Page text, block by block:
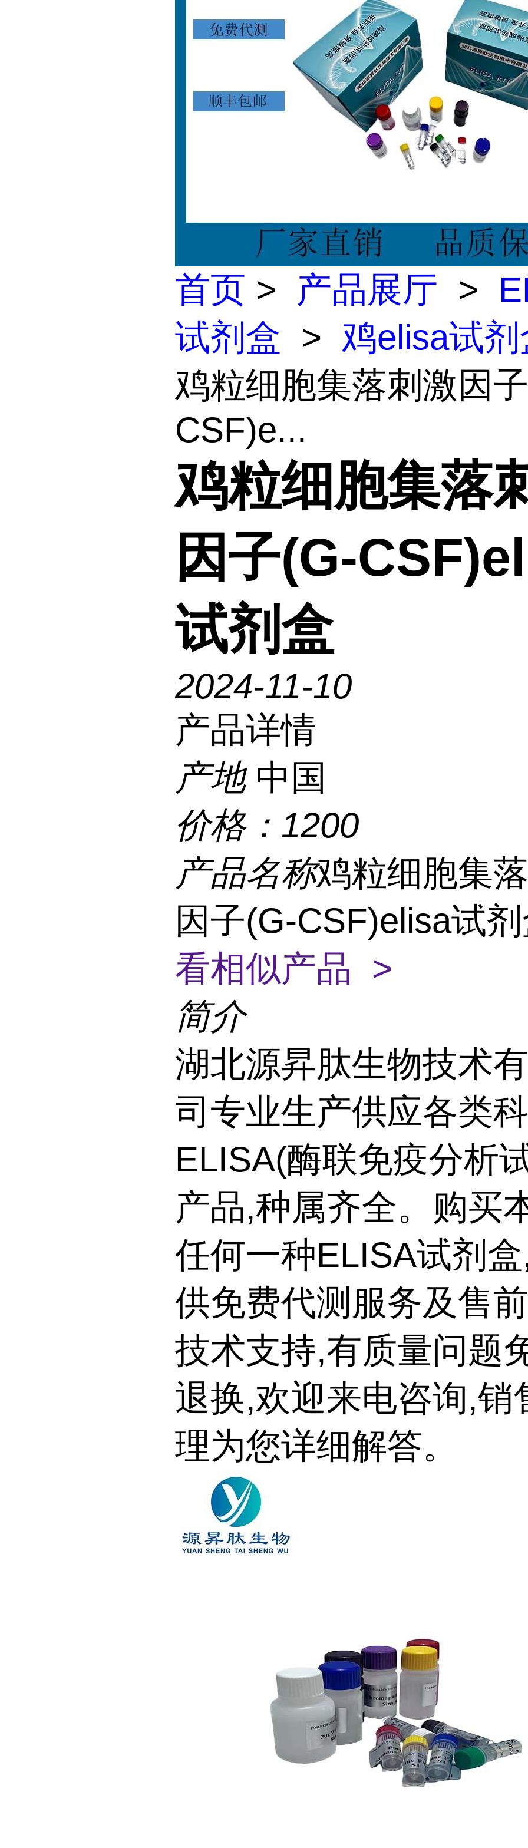
首页 > 产品展厅 >
试剂盒 > 鸡elisa试
鸡粒细胞集落刺激因
CSF)e...
鸡粒细胞集落
因子(G-
试剂盒
2024-11-10
产品详情
产地 中国
价格： 1200
产品名称鸡粒细胞集
因子(G-CSF)elisa试
看相似产品 >
简介
湖北源昇肽生物技术
司专业生产供应各类
ELISA(酶联免疫分析
产品,种属齐全。购买
任何一种ELISA试剂
供免费代测服务及售
技术支持,有质量问题
退换,欢迎来电咨询,销
理为您详细解答。